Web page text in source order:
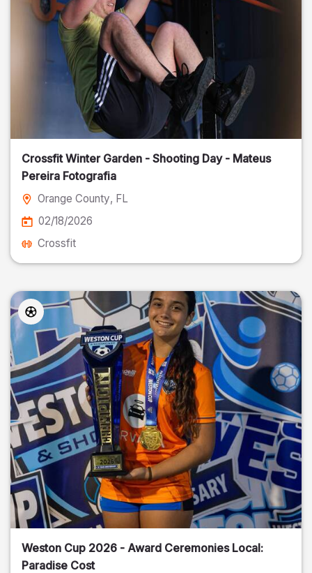
Crossfit Winter Garden - Shooting Day - Mateus
Pereira Fotografia
Orange County, FL
02/18/2026
Crossfit
Weston Cup 2026 - Award Ceremonies Local:
Paradise Cost